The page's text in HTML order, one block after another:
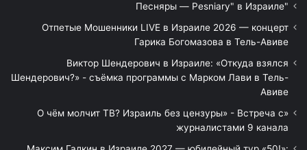
"Песняры — Pesniary" в Израиле
Отпетые Мошенники LIVE в Израиле 2026 — концерт
Гарика Богомазова в Тель-Авиве
Виктор Шендерович в Израиле: «Откуда взялся
Шендерович?» - съёмка программы с Марком Лави в Тель-
Авиве
«О чём молчит ТВ? Израиль без цензуры» - Встреча с
журналистами 9 канала